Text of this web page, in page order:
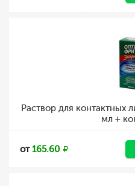
Раствор для контактных
мл +
от165.60